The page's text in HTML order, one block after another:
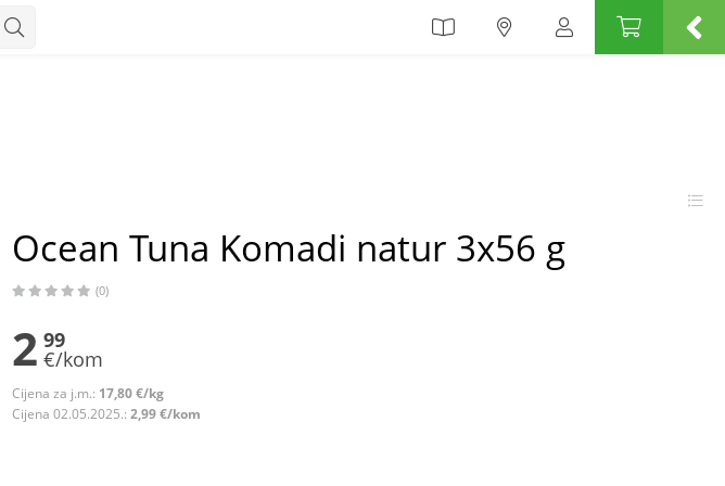
Ocean Tuna Komadi natur 3x56 g
(0)
2 99
€/kom
Cijena za j.m.: 17,80 €/kg
Cijena 02.05.2025.: 2,99 €/kom